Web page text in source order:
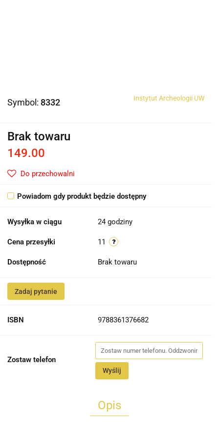
Symbol: 8332 Instytut Archeologii UW
Brak towaru
149.00
Do przechowalni
Powiadom gdy produkt będzie dostępny
Wysyłka w ciągu 24 godziny
Cena przesyłki 11
Dostępność Brak towaru
Zadaj pytanie
ISBN 9788361376682
Zostaw telefon
Wyślij
Opis